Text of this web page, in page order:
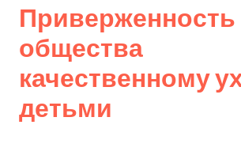
Приверженность
общества
качественному
детьми